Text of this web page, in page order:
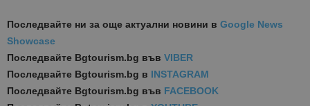
Последвайте ни за още актуални новини в Google News
Showcase
Последвайте Bgtourism.bg във VIBER
Последвайте Bgtourism.bg в INSTAGRAM
Последвайте Bgtourism.bg във FACEBOOK